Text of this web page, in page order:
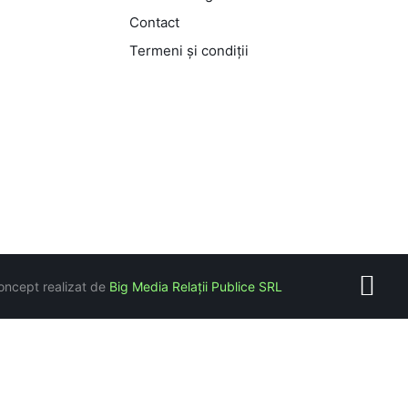
Contact
Termeni și condiții
realizat de Big Media Relații Publice SRL